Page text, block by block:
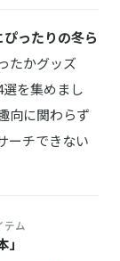
ったりの冬ら
たかグッズ
を集めまし
向に関わらず
ーチできない
テム